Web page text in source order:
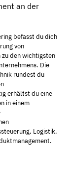
an der
befasst du dich
von
den wichtigsten
Die
rundest du
erhältst du eine
in einem
Logistik,